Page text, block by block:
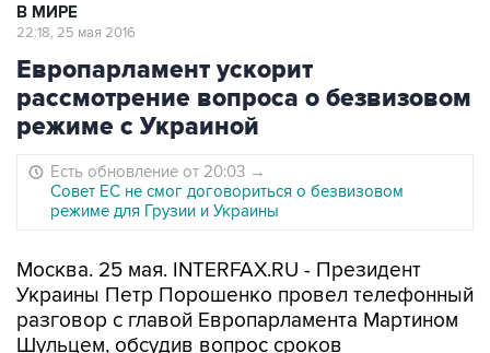
В МИРЕ
22:18, 25 мая 2016
Европарламент ускорит
рассмотрение вопроса о безвизовом
режиме с Украиной
Есть обновление от 20:03 →
Совет ЕС не смог договориться о безвизовом
режиме для Грузии и Украины
Москва. 25 мая. INTERFAX.RU - Президент
Украины Петр Порошенко провел телефонный
разговор с главой Европарламента Мартином
Шульцем, обсудив вопрос сроков